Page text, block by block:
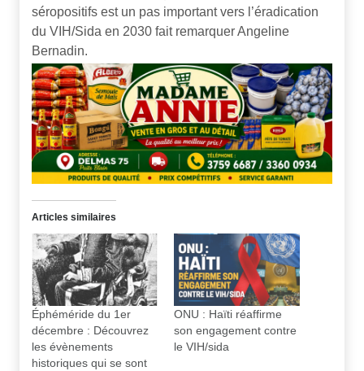
séropositifs est un pas important vers l’éradication
du VIH/Sida en 2030 fait remarquer Angeline
Bernadin.
Articles similaires
Éphéméride du 1er
décembre : Découvrez
les évènements
historiques qui se sont
ONU : Haïti réaffirme
son engagement contre
le VIH/sida